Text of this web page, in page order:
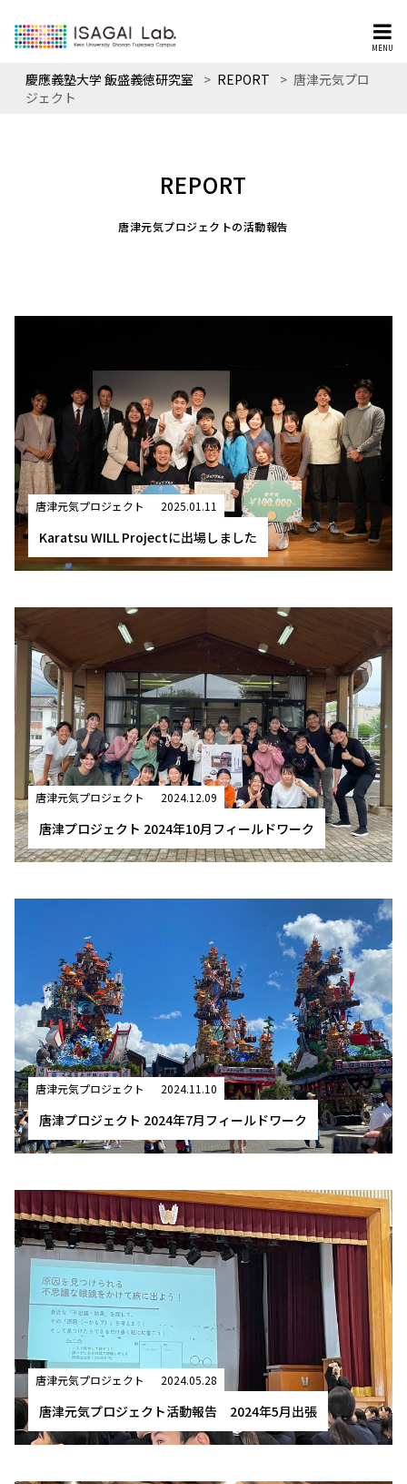
MENU
慶應義塾大学 飯盛義徳研究室 > REPORT > 唐津元気プロ
ジェクト
REPORT
唐津元気プロジェクトの活動報告
唐津元気プロジェクト 2025.01.11
Karatsu WILL Projectに出場しました
唐津元気プロジェクト 2024.12.09
唐津プロジェクト 2024年10月フィールドワーク
唐津元気プロジェクト 2024.11.10
唐津プロジェクト 2024年7月フィールドワーク
唐津元気プロジェクト 2024.05.28
唐津元気プロジェクト活動報告 2024年5月出張